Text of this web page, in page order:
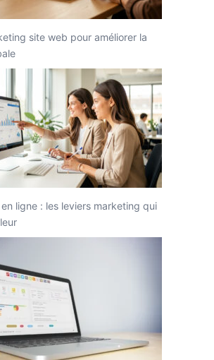
site web pour améliorer la
ligne : les leviers marketing qui